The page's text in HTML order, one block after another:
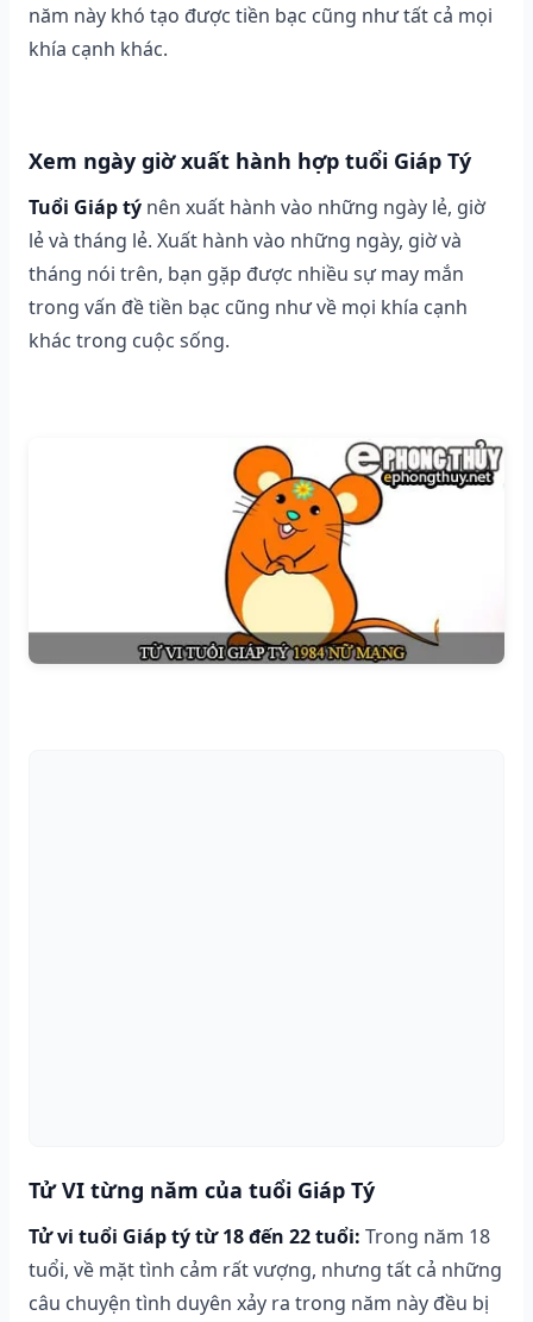
năm này khó tạo được tiền bạc cũng như tất cả mọi
khía cạnh khác.
Xem ngày giờ xuất hành hợp tuổi Giáp Tý
Tuổi Giáp tý nên xuất hành vào những ngày lẻ, giờ
lẻ và tháng lẻ. Xuất hành vào những ngày, giờ và
tháng nói trên, bạn gặp được nhiều sự may mắn
trong vấn đề tiền bạc cũng như về mọi khía cạnh
khác trong cuộc sống.
Tử VI từng năm của tuổi Giáp Tý
Tử vi tuổi Giáp tý từ 18 đến 22 tuổi: Trong năm 18
tuổi, về mặt tình cảm rất vượng, nhưng tất cả những
câu chuyện tình duyên xảy ra trong năm này đều bị